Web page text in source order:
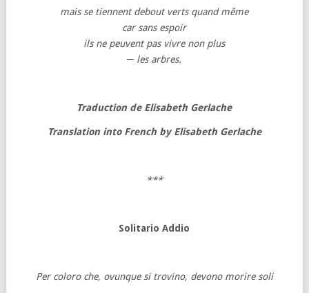
mais se tiennent debout verts quand même
car sans espoir
ils ne peuvent pas vivre non plus
─ les arbres.
Traduction de Elisabeth Gerlache
Translation into French by Elisabeth Gerlache
***
Solitario Addio
Per coloro che, ovunque si trovino, devono morire soli